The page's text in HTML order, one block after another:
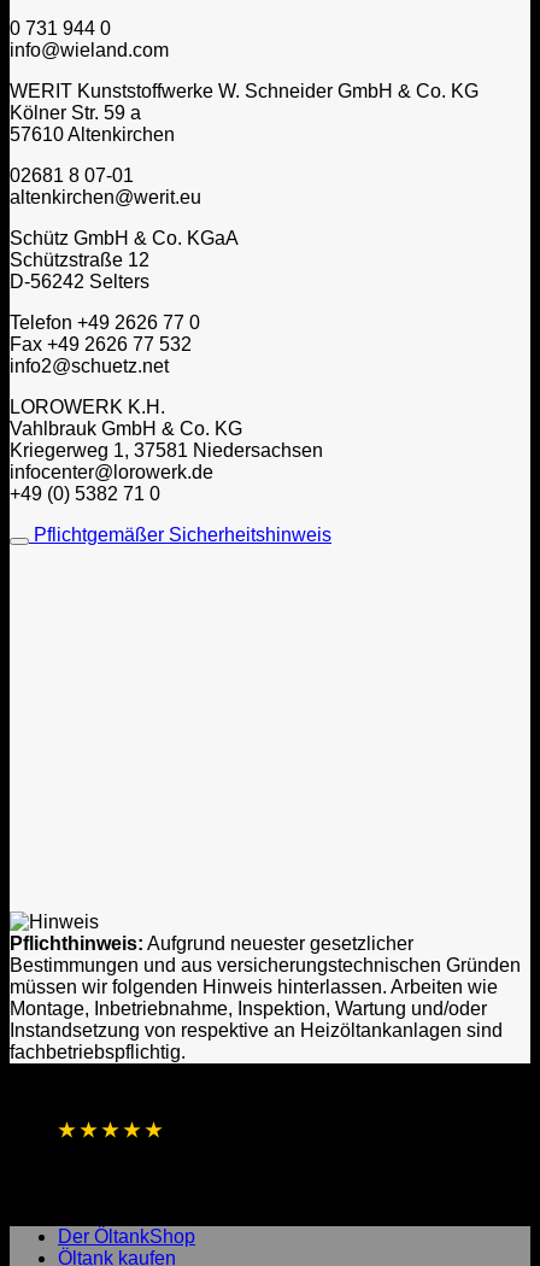
0 731 944 0
info@wieland.com
WERIT Kunststoffwerke W. Schneider GmbH & Co. KG
Kölner Str. 59 a
57610 Altenkirchen
02681 8 07-01
altenkirchen@werit.eu
Schütz GmbH & Co. KGaA
Schützstraße 12
D-56242 Selters
Telefon +49 2626 77 0
Fax +49 2626 77 532
info2@schuetz.net
LOROWERK K.H.
Vahlbrauk GmbH & Co. KG
Kriegerweg 1, 37581 Niedersachsen
infocenter@lorowerk.de
+49 (0) 5382 71 0
Pflichtgemäßer Sicherheitshinweis
Pflichthinweis: Aufgrund neuester gesetzlicher
Bestimmungen und aus versicherungstechnischen Gründen
müssen wir folgenden Hinweis hinterlassen. Arbeiten wie
Montage, Inbetriebnahme, Inspektion, Wartung und/oder
Instandsetzung von respektive an Heizöltankanlagen sind
fachbetriebspflichtig.
★★★★★
Der ÖltankShop
Öltank kaufen